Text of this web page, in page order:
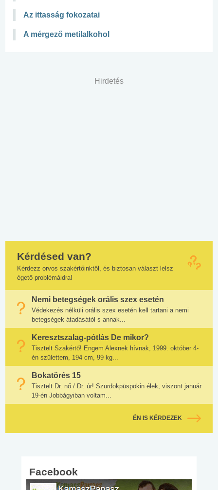
Az ittasság fokozatai
A mérgező metilalkohol
Hirdetés
Kérdésed van?
Kérdezz orvos szakértőinktől, és biztosan választ lelsz
égető problémáidra!
Nemi betegségek orális szex esetén
Védekezés nélküli orális szex esetén kell tartani a nemi
betegségek átadásától s annak...
Keresztszalag-pótlás De mikor?
Tisztelt Szakértő! Engem Alexnek hívnak, 1999. október 4-
én születtem, 194 cm, 99 kg...
Bokatörés 15
Tisztelt Dr. nő / Dr. úr! Szurdokpüspökin élek, viszont január
19-én Jobbágyiban voltam...
ÉN IS KÉRDEZEK
Facebook